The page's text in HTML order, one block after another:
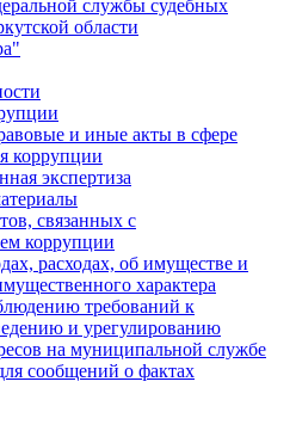
службы судебных
области
и иные акты в сфере
коррупции
экспертиза
связанных с
коррупции
расходах, об имуществе и
характера
требований к
и урегулированию
на муниципальной службе
сообщений о фактах